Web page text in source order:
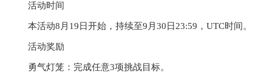
活动时间
本活动8月19日开始，持续至9月30日23:59，UTC时间。
活动奖励
勇气灯笼：完成任意3项挑战目标。